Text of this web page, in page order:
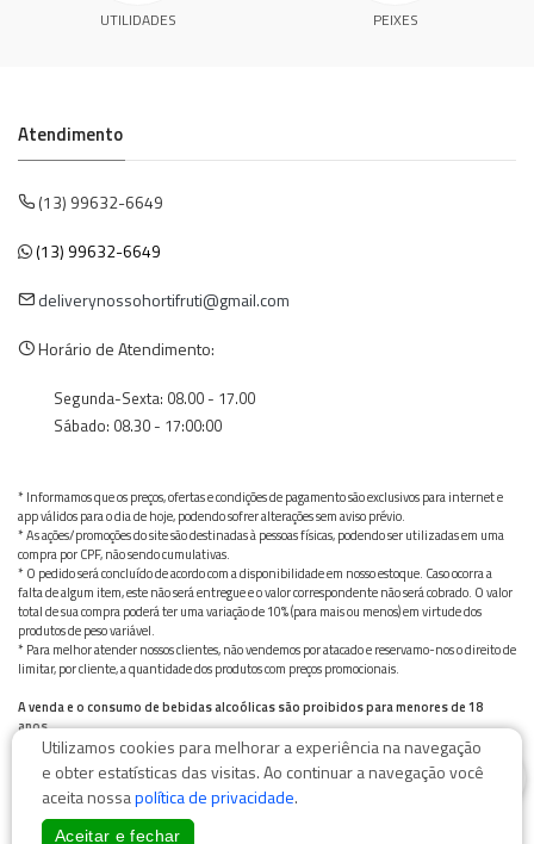
UTILIDADES PEIXES
Atendimento
(13) 99632-6649
(13) 99632-6649
deliverynossohortifruti@gmail.com
Horário de Atendimento:
Segunda-Sexta: 08.00 - 17.00
Sábado: 08.30 - 17:00:00
* Informamos que os preços, ofertas e condições de pagamento são exclusivos para internet e
app válidos para o dia de hoje, podendo sofrer alterações sem aviso prévio.
* As ações/promoções do site são destinadas à pessoas físicas, podendo ser utilizadas em uma
compra por CPF, não sendo cumulativas.
* O pedido será concluído de acordo com a disponibilidade em nosso estoque. Caso ocorra a
falta de algum item, este não será entregue e o valor correspondente não será cobrado. O valor
total de sua compra poderá ter uma variação de 10% (para mais ou menos) em virtude dos
produtos de peso variável.
* Para melhor atender nossos clientes, não vendemos por atacado e reservamo-nos o direito de
limitar, por cliente, a quantidade dos produtos com preços promocionais.
A venda e o consumo de bebidas alcoólicas são proibidos para menores de 18
anos.
Bebida alcoólica pode causar dependência química e, em excesso, provoca graves males à saúde.
Beba com moderação
Utilizamos cookies para melhorar a experiência na navegação
e obter estatísticas das visitas. Ao continuar a navegação você
aceita nossapolítica de privacidade.
Aceitar e fechar